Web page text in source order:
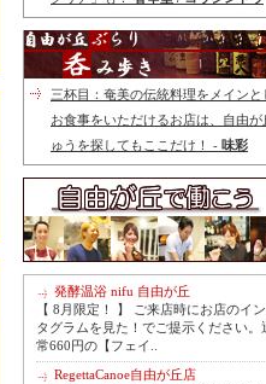
三杯目：奄美の伝統料理をメインと
お食事をいただけるお店は、自由が
ゅうを探してもここだけ！ - 味彩
発酵温浴 nifu 自由が丘
【 8月限定！ 】 ご来店時にお店のイ
タグラムを見た！でご提示ください。
常660円の【フェイ..
RegettaCanoe自由が丘店